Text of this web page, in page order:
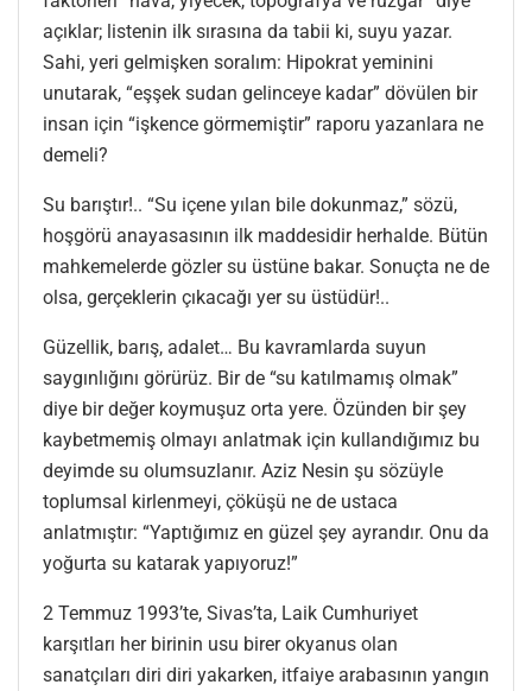
açıklar; listenin ilk sırasına da tabii ki, suyu yazar.
Sahi, yeri gelmişken soralım: Hipokrat yeminini
unutarak, “eşşek sudan gelinceye kadar” dövülen bir
insan için “işkence görmemiştir” raporu yazanlara ne
demeli?
Su barıştır!.. “Su içene yılan bile dokunmaz,” sözü,
hoşgörü anayasasının ilk maddesidir herhalde. Bütün
mahkemelerde gözler su üstüne bakar. Sonuçta ne de
olsa, gerçeklerin çıkacağı yer su üstüdür!..
Güzellik, barış, adalet… Bu kavramlarda suyun
saygınlığını görürüz. Bir de “su katılmamış olmak”
diye bir değer koymuşuz orta yere. Özünden bir şey
kaybetmemiş olmayı anlatmak için kullandığımız bu
deyimde su olumsuzlanır. Aziz Nesin şu sözüyle
toplumsal kirlenmeyi, çöküşü ne de ustaca
anlatmıştır: “Yaptığımız en güzel şey ayrandır. Onu da
yoğurta su katarak yapıyoruz!”
2 Temmuz 1993’te, Sivas’ta, Laik Cumhuriyet
karşıtları her birinin usu birer okyanus olan
sanatçıları diri diri yakarken, itfaiye arabasının yangın